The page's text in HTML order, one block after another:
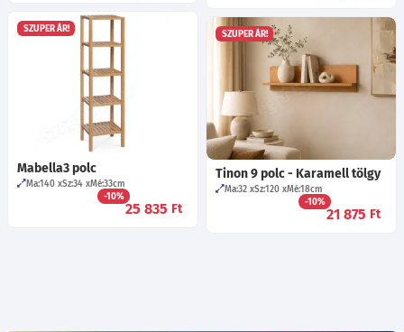
SZUPER ÁR!
Mabella3 polc
Ma:140 Sz:34 Mé:33cm
-10%
25 835 Ft
SZUPER ÁR!
Tinon 9 polc - Karamell tölgy
Ma:32 Sz:120 Mé:18cm
-10%
21 875 Ft